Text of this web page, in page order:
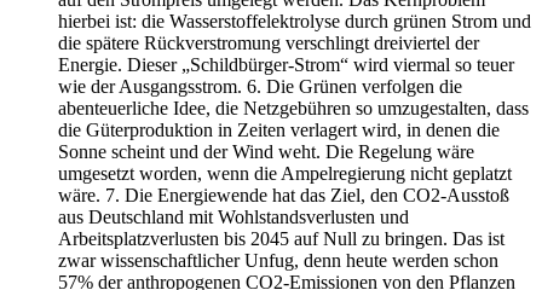
hierbei ist: die Wasserstoffelektrolyse durch grünen Strom und
die spätere Rückverstromung verschlingt dreiviertel der
Energie. Dieser „Schildbürger-Strom“ wird viermal so teuer
wie der Ausgangsstrom. 6. Die Grünen verfolgen die
abenteuerliche Idee, die Netzgebühren so umzugestalten, dass
die Güterproduktion in Zeiten verlagert wird, in denen die
Sonne scheint und der Wind weht. Die Regelung wäre
umgesetzt worden, wenn die Ampelregierung nicht geplatzt
wäre. 7. Die Energiewende hat das Ziel, den CO2-Ausstoß
aus Deutschland mit Wohlstandsverlusten und
Arbeitsplatzverlusten bis 2045 auf Null zu bringen. Das ist
zwar wissenschaftlicher Unfug, denn heute werden schon
57% der anthropogenen CO2-Emissionen von den Pflanzen